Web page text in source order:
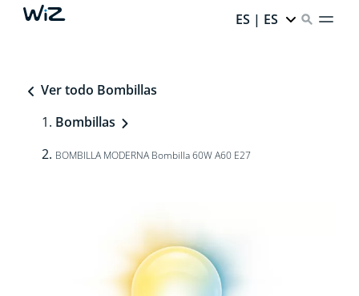
ES | ES
Ver todo Bombillas
Bombillas
BOMBILLA MODERNA Bombilla 60W A60 E27